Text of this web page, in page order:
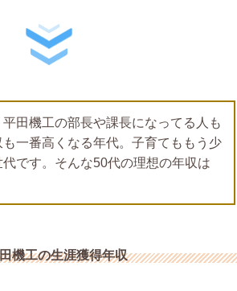
田機工の部長や課長になってる人も
一番高くなる年代。子育てももう少
です。そんな50代の理想の年収は
機工の生涯獲得年収